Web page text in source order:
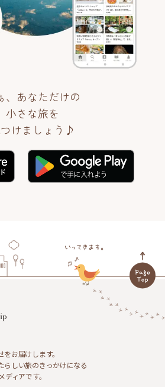
、あなただけの
小さな旅を
けましょう♪
お届けします。
らしい旅のきっかけになる
ィアです。